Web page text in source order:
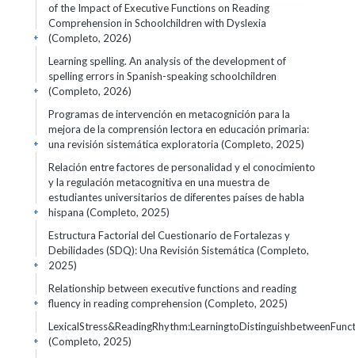
of the Impact of Executive Functions on Reading
Comprehension in Schoolchildren with Dyslexia
(Completo, 2026)
+
Learning spelling. An analysis of the development of
spelling errors in Spanish-speaking schoolchildren
(Completo, 2026)
+
Programas de intervención en metacognición para la
mejora de la comprensión lectora en educación primaria:
una revisión sistemática exploratoria (Completo, 2025)
+
Relación entre factores de personalidad y el conocimiento
y la regulación metacognitiva en una muestra de
estudiantes universitarios de diferentes países de habla
hispana (Completo, 2025)
+
Estructura Factorial del Cuestionario de Fortalezas y
Debilidades (SDQ): Una Revisión Sistemática (Completo,
2025)
+
Relationship between executive functions and reading
fluency in reading comprehension (Completo, 2025)
+
(Completo, 2025)
+